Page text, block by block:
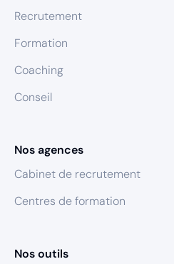
Recrutement
Formation
Coaching
Conseil
Nos agences
Cabinet de recrutement
Centres de formation
Nos outils